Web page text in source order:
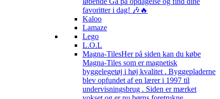
favoritter i dag! 🎶🔥
Kaloo
Lamaze
Lego
L.O.L
Magna-TilesHer på siden kan du købe
Magna-Tiles som er magnetisk
byggelegetøj i høj kvalitet . Byggepladerne
blev opfundet af en lærer i 1997 til
undervisningsbrug . Siden er mærket